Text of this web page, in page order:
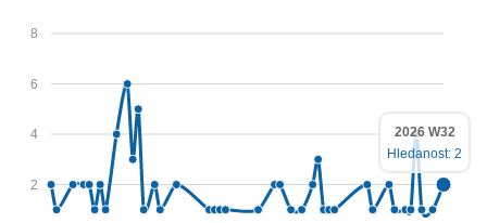
2
4
6
8
2026 W32
Hledanost: 2